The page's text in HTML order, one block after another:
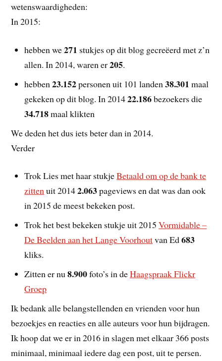
wetenswaardigheden:
In 2015:
hebben we271 stukjes op dit blog gecreëerd met z’n
allen. In 2014, waren er205.
hebben23.152personen uit 101 landen38.301 maal
gekeken op dit blog. In 201422.186bezoekers die
34.718maal klikten
We deden het dus iets beter dan in 2014.
Verder
Trok Lies met haar stukjeBetaald om op de bank te
zittenuit 20142.063pageviews en dat was dan ook
in 2015 de meest bekeken post.
Trok het best bekeken stukje uit 2015Vormidable –
De Beelden aan het Lange Voorhoutvan Ed683
kliks.
Zitten er nu8.900foto’s in deHaagspraak Flickr
Groep
Ik bedank alle belangstellenden en vrienden voor hun
bezoekjes en reacties en alle auteurs voor hun bijdragen.
Ik hoop dat we er in 2016 in slagen met elkaar 366 posts
minimaal, minimaal iedere dag een post, uit te persen.